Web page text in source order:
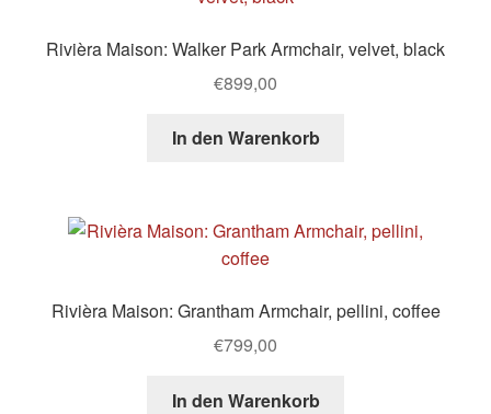
Rivièra Maison: Walker Park Armchair, velvet, black
€899,00
In den Warenkorb
Rivièra Maison: Grantham Armchair, pellini, coffee
€799,00
In den Warenkorb